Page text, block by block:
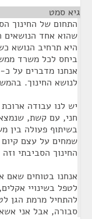
גיא סמט
התחום של החינוך
שהוא אחד הנושאים
ביחס לכל משרד
לנושא החינוך.
יש לנו עבודה
חני, עם קשת,
בשיתוף פעולה בין
שמחים על עצם קיום
החינוך הסביבתי
אנחנו בטוחים שאם
לטפל בשינויי
להתחיל מרמת הגן
סבורה, אבל אני